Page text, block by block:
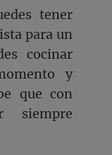
tener
para un
cocinar
y
que con
siempre